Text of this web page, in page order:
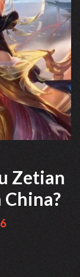
Zetian
China?